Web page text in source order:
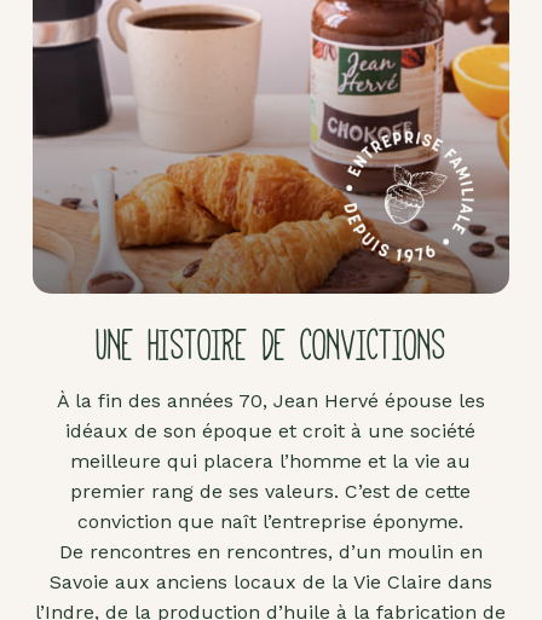
UNE HISTOIRE DE CONVICTIONS
À la fin des années 70, Jean Hervé épouse les
idéaux de son époque et croit à une société
meilleure qui placera l’homme et la vie au
premier rang de ses valeurs. C’est de cette
conviction que naît l’entreprise éponyme.
De rencontres en rencontres, d’un moulin en
Savoie aux anciens locaux de la Vie Claire dans
l’Indre, de la production d’huile à la fabrication de
Pâte
d'amande
Pâtes à
tartiner
Produits
lacto-
fermentés
Produits
Purées
fruits
secs
Purées
sucrées
dites
"confits"
Livres